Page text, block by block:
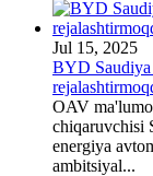
Jul 15, 2025
BYD Saudiya
OAV
chiqaruvchisi
energiya
ambitsiyal...